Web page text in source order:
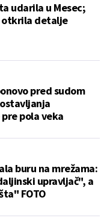
udarila u Mesec;
otkrila detalje
pred sudom
pola veka
buru na mrežama:
upravljač", a
FOTO